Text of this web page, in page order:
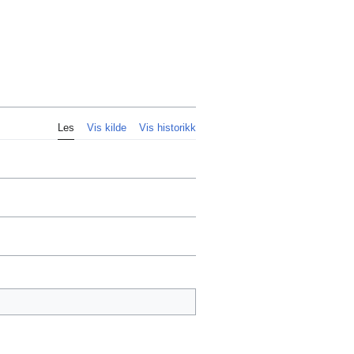
Les Vis kilde Vis historikk